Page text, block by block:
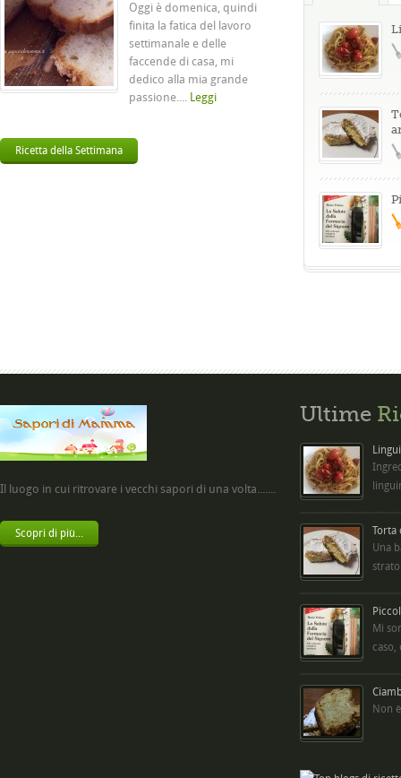
Oggi è domenica, quindi
finita la fatica del lavoro
settimanale e delle
faccende di casa, mi
dedico alla mia grande
passione.... Leggi
Ricetta della Settimana
Il luogo in cui ritrovare i vecchi sapori di una volta.......
Scopri di più...
Ultime
Torta
Una
Mi
caso,
Non